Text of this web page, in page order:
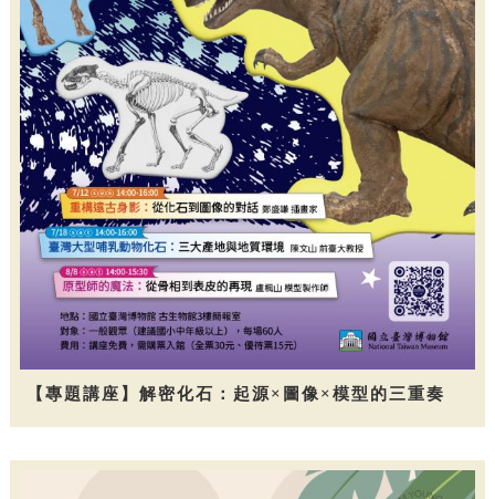
【專題講座】解密化石：起源×圖像×模型的三重奏